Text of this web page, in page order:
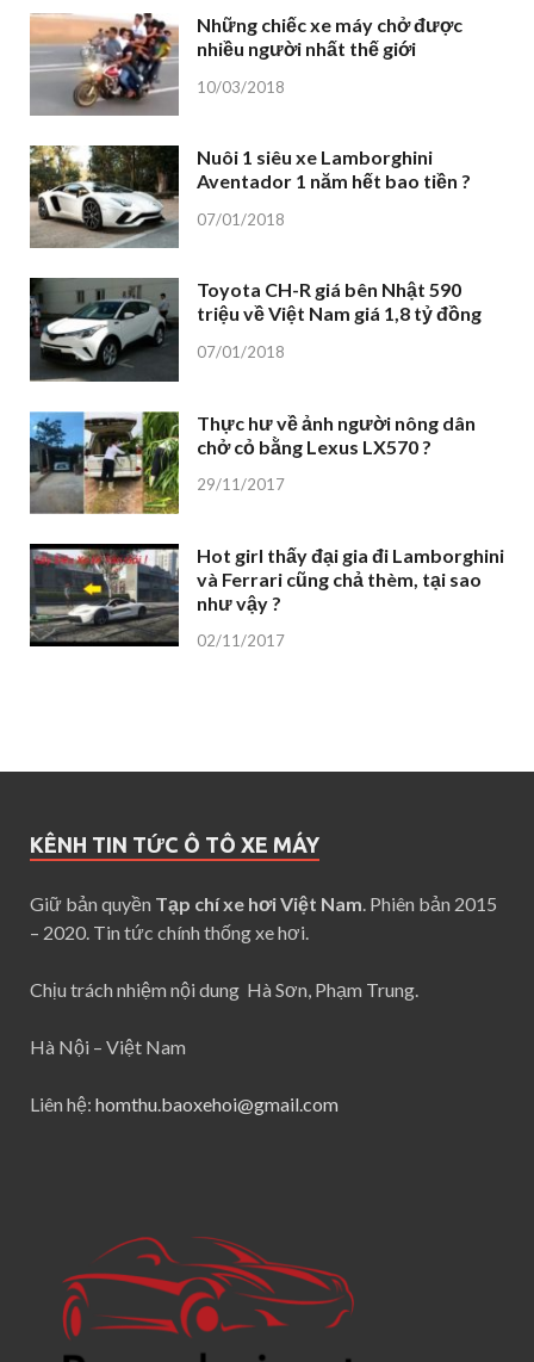
Những chiếc xe máy chở được
nhiều người nhất thế giới
10/03/2018
Nuôi 1 siêu xe Lamborghini
Aventador 1 năm hết bao tiền ?
07/01/2018
Toyota CH-R giá bên Nhật 590
triệu về Việt Nam giá 1,8 tỷ đồng
07/01/2018
Thực hư về ảnh người nông dân
chở cỏ bằng Lexus LX570 ?
29/11/2017
Hot girl thấy đại gia đi Lamborghini
và Ferrari cũng chả thèm, tại sao
như vậy ?
02/11/2017
KÊNH TIN TỨC Ô TÔ XE MÁY
Giữ bản quyền Tạp chí xe hơi Việt Nam. Phiên bản 2015
– 2020. Tin tức chính thống xe hơi.
Chịu trách nhiệm nội dung Hà Sơn, Phạm Trung.
Hà Nội – Việt Nam
Liên hệ: homthu.baoxehoi@gmail.com